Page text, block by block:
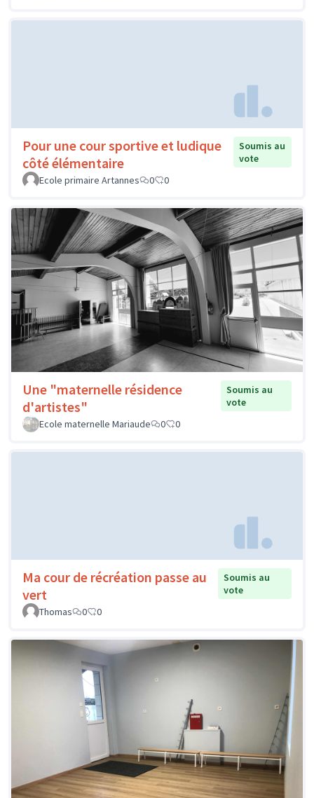
Pour une cour sportive et ludique
côté élémentaire
Soumis au
vote
Ecole primaire Artannes
0 0
Une "maternelle résidence
d'artistes"
Soumis au
vote
Ecole maternelle Mariaude
0 0
Ma cour de récréation passe au
vert
Soumis au
vote
Thomas
0 0